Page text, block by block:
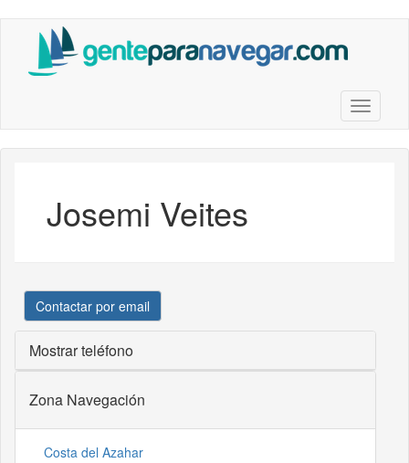
contenido
Toggle
Josemi Veites
Contactar por email
Mostrar teléfono
Zona Navegación
Costa del Azahar